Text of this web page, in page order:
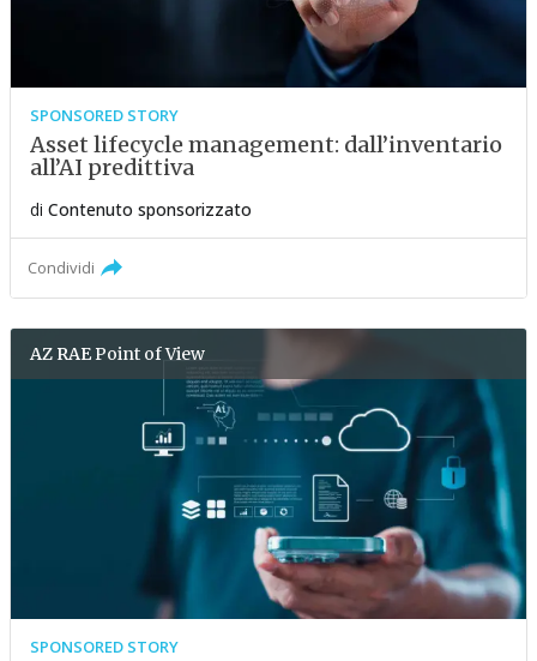
SPONSORED STORY
Asset lifecycle management: dall’inventario
all’AI predittiva
di Contenuto sponsorizzato
Condividi
AZ RAEPoint of View
SPONSORED STORY